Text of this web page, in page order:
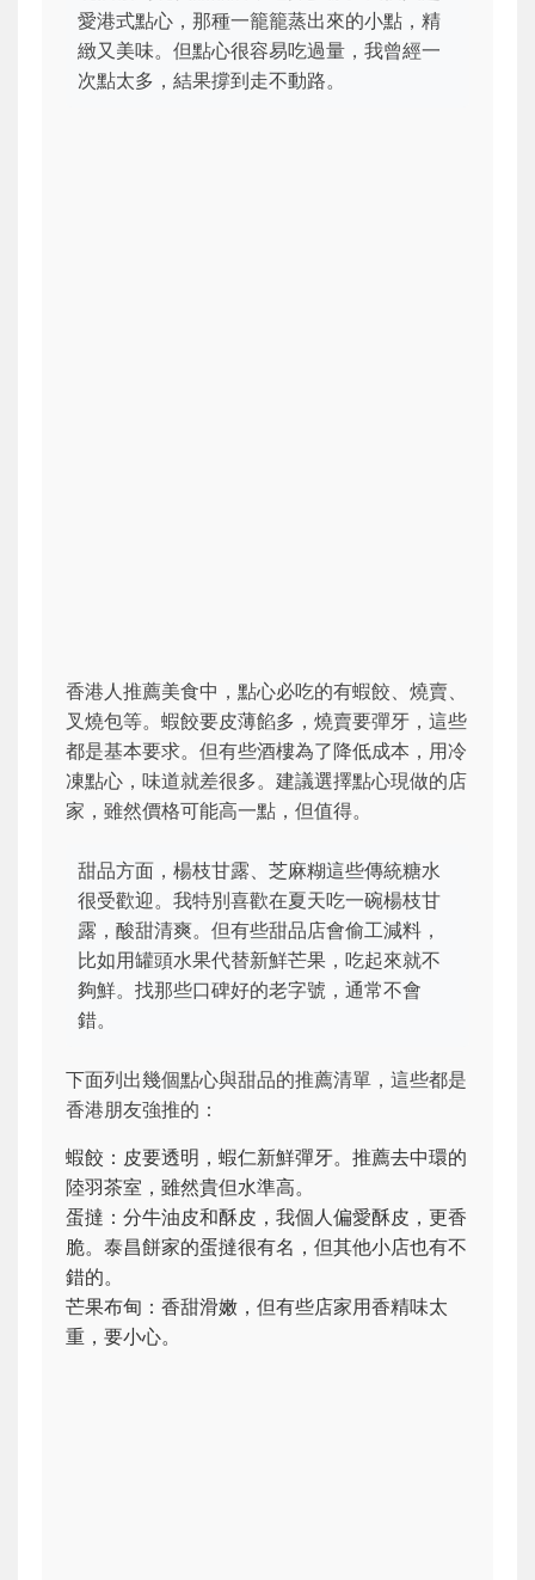
愛港式點心，那種一籠籠蒸出來的小點，精
緻又美味。但點心很容易吃過量，我曾經一
次點太多，結果撐到走不動路。
香港人推薦美食中，點心必吃的有蝦餃、燒賣、
叉燒包等。蝦餃要皮薄餡多，燒賣要彈牙，這些
都是基本要求。但有些酒樓為了降低成本，用冷
凍點心，味道就差很多。建議選擇點心現做的店
家，雖然價格可能高一點，但值得。
甜品方面，楊枝甘露、芝麻糊這些傳統糖水
很受歡迎。我特別喜歡在夏天吃一碗楊枝甘
露，酸甜清爽。但有些甜品店會偷工減料，
比如用罐頭水果代替新鮮芒果，吃起來就不
夠鮮。找那些口碑好的老字號，通常不會
錯。
下面列出幾個點心與甜品的推薦清單，這些都是
香港朋友強推的：
蝦餃：皮要透明，蝦仁新鮮彈牙。推薦去中環的
陸羽茶室，雖然貴但水準高。
蛋撻：分牛油皮和酥皮，我個人偏愛酥皮，更香
脆。泰昌餅家的蛋撻很有名，但其他小店也有不
錯的。
芒果布甸：香甜滑嫩，但有些店家用香精味太
重，要小心。